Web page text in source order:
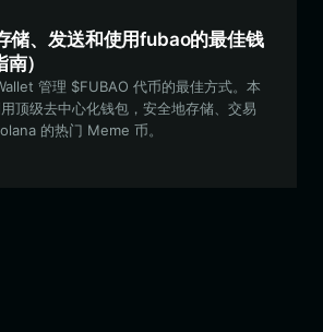
储、发送和使用fubao的最佳钱
）
管理 $FUBAO 代币的最佳方式。本
顶级去中心化钱包，安全地存储、交易
的热门 Meme 币。